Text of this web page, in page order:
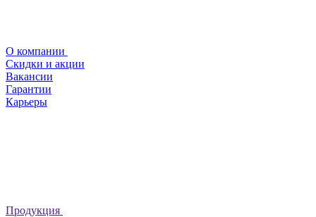
О компании
Скидки и акции
Вакансии
Гарантии
Карьеры
Продукция